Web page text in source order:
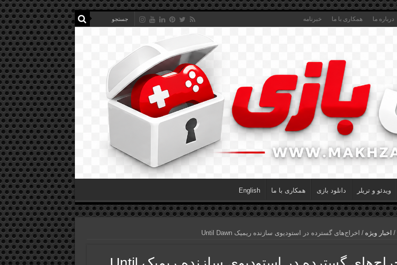
درباره ما همکاری با ما خبرنامه
ویدئو و تریلر دانلود بازی همکاری با ما English
/ اخبار ویژه / اخراج‌های گسترده در استودیوی سازنده ریمیک Until Dawn